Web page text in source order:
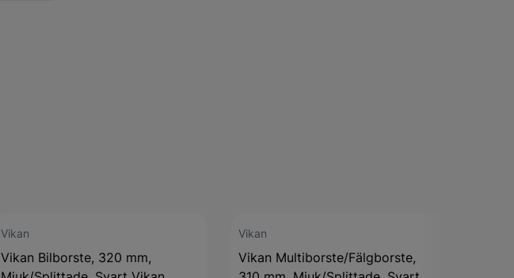
Vikan
Vikan Bilborste, 320 mm,
Vikan
Vikan Multiborste/Fälgborste,